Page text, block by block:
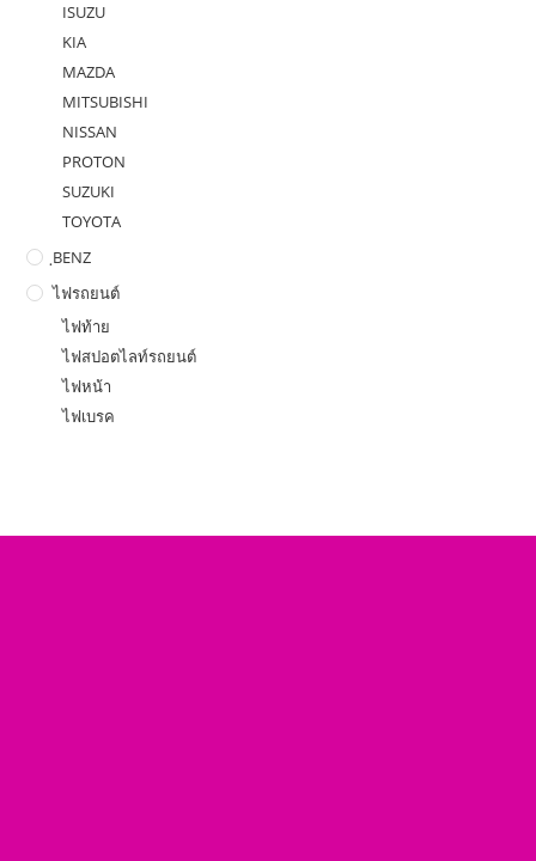
ISUZU
KIA
MAZDA
MITSUBISHI
NISSAN
PROTON
SUZUKI
TOYOTA
ฺBENZ
ไฟรถยนต์
ไฟท้าย
ไฟสปอตไลท์รถยนต์
ไฟหน้า
ไฟเบรค